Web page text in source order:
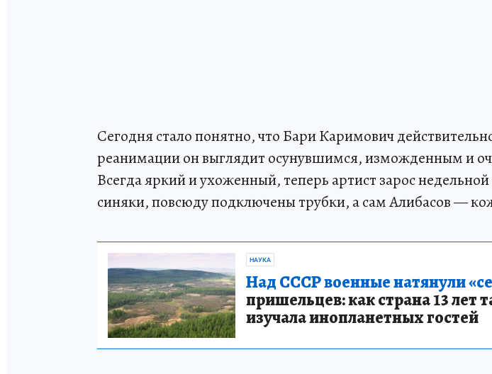
Сегодня стало понятно, что Бари Каримович
реанимации он выглядит осунувшимся, изможденным и
Всегда яркий и ухоженный, теперь артист зарос
синяки, повсюду подключены трубки, а сам Алибасов —
НАУКА
Над СССР военные натянули
пришельцев: как страна 13 лет
изучала инопланетных гостей